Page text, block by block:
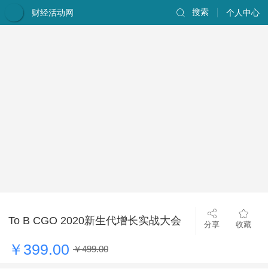
财经活动网 个人中心
搜索
To B CGO 2020新生代增长实战大会 分享 收藏
￥399.00 ￥499.00